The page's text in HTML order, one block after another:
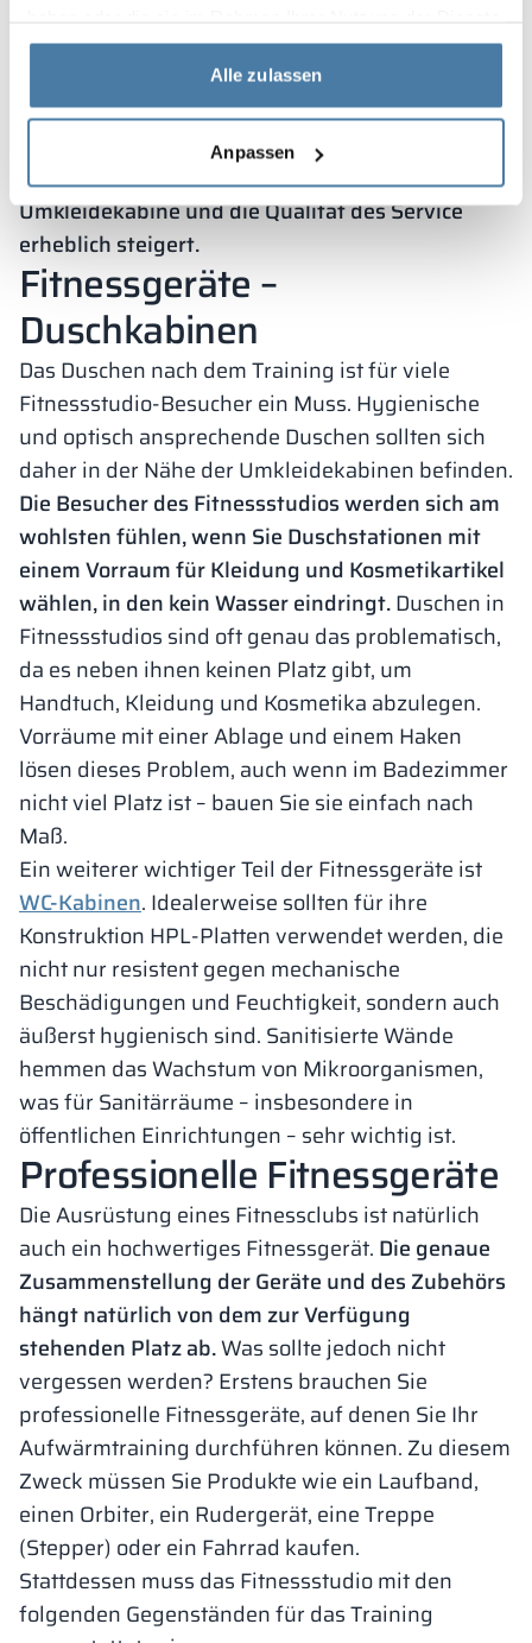
gesammelt haben.
Alle zulassen
Anpassen
Codeschloss, entweder mechanisch oder
elektronisch verschlüsselt. Die fortschrittlichsten
Geräte sindSchlösser, die mit einer Token-
ähnlichen Karte oder einem Armband geöffnet
werden können, was das Prestige der
Umkleidekabine und die Qualität des Service
erheblich steigert.
Fitnessgeräte –
Duschkabinen
Das Duschen nach dem Training ist für viele
Fitnessstudio-Besucher ein Muss. Hygienische
und optisch ansprechende Duschen sollten sich
daher in der Nähe der Umkleidekabinen befinden.
Die Besucher des Fitnessstudios werden sich am
wohlsten fühlen, wenn Sie Duschstationen mit
einem Vorraum für Kleidung und Kosmetikartikel
wählen, in den kein Wasser eindringt.Duschen in
Fitnessstudios sind oft genau das problematisch,
da es neben ihnen keinen Platz gibt, um
Handtuch, Kleidung und Kosmetika abzulegen.
Vorräume mit einer Ablage und einem Haken
lösen dieses Problem, auch wenn im Badezimmer
nicht viel Platz ist – bauen Sie sie einfach nach
Maß.
Ein weiterer wichtiger Teil der Fitnessgeräte ist
WC-Kabinen. Idealerweise sollten für ihre
Konstruktion HPL-Platten verwendet werden, die
nicht nur resistent gegen mechanische
Beschädigungen und Feuchtigkeit, sondern auch
äußerst hygienisch sind. Sanitisierte Wände
hemmen das Wachstum von Mikroorganismen,
was für Sanitärräume – insbesondere in
öffentlichen Einrichtungen – sehr wichtig ist.
Professionelle Fitnessgeräte
Die Ausrüstung eines Fitnessclubs ist natürlich
auch ein hochwertiges Fitnessgerät. Die genaue
Zusammenstellung der Geräte und des Zubehörs
hängt natürlich von dem zur Verfügung
stehenden Platz ab.Was sollte jedoch nicht
vergessen werden? Erstens brauchen Sie
professionelle Fitnessgeräte, auf denen Sie Ihr
Aufwärmtraining durchführen können. Zu diesem
Zweck müssen Sie Produkte wie ein Laufband,
einen Orbiter, ein Rudergerät, eine Treppe
(Stepper) oder ein Fahrrad kaufen.
Stattdessen muss das Fitnessstudio mit den
folgenden Gegenständen für das Training